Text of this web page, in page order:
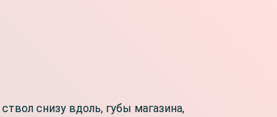
снизу вдоль, губы магазина,